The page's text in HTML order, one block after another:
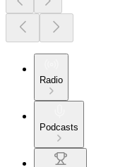
Radio
Podcasts